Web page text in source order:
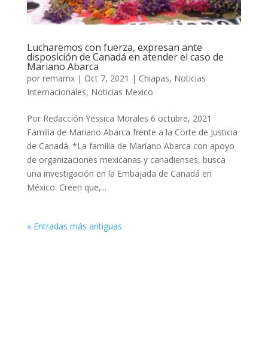
Lucharemos con fuerza, expresan ante
disposición de Canadá en atender el caso de
Mariano Abarca
por remamx| Oct 7, 2021 | Chiapas, Noticias
Internacionales, Noticias Mexico
Por Redacción Yessica Morales 6 octubre, 2021
Familia de Mariano Abarca frente a la Corte de Justicia
de Canadá. *La familia de Mariano Abarca con apoyo
de organizaciones mexicanas y canadienses, busca
una investigación en la Embajada de Canadá en
México. Creen que,...
« Entradas más antiguas